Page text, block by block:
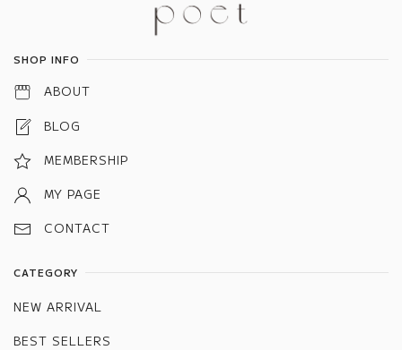
SHOP INFO
ABOUT
BLOG
MEMBERSHIP
MY PAGE
CONTACT
CATEGORY
NEW ARRIVAL
BEST SELLERS